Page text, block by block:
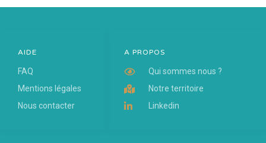
A PROPOS
Qui sommes nous ?
Notre territoire
Linkedin
AIDE
FAQ
Mentions légales
Nous contacter